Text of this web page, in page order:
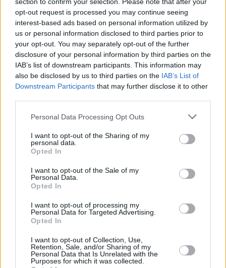
opt-out request is processed you may continue seeing
interest-based ads based on personal information utilized by
us or personal information disclosed to third parties prior to
your opt-out. You may separately opt-out of the further
disclosure of your personal information by third parties on the
IAB’s list of downstream participants. This information may
also be disclosed by us to third parties on the IAB’s List of
Downstream Participants that may further disclose it to other
Personal Data Processing Opt Outs
I want to opt-out of the Sharing of my
personal data.
Opted In
I want to opt-out of the Sale of my
Personal Data.
Opted In
I want to opt-out of processing my
Personal Data for Targeted Advertising.
Opted In
I want to opt-out of Collection, Use,
Retention, Sale, and/or Sharing of my
Personal Data that Is Unrelated with the
Purposes for which it was collected.
Συνεντεύξεις 18/11/2025
Δήμητρα Δερζέκου: «Λέω τη δική